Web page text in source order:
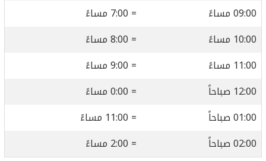
09:00 مساءً
= 7:00 مساءً
10:00 مساءً
= 8:00 مساءً
11:00 مساءً
= 9:00 مساءً
12:00 صباحاً
= 0:00 مساءً
01:00 صباحاً
= 11:00 مساءً
02:00 صباحاً
= 2:00 مساءً